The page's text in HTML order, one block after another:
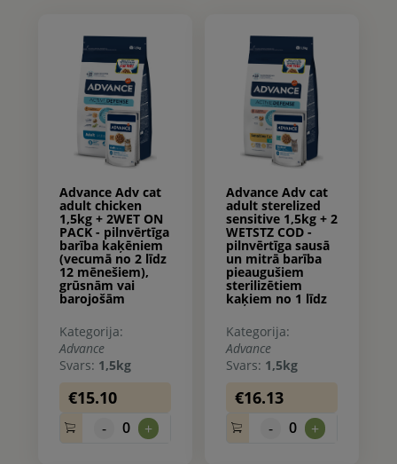
Advance Adv cat
adult chicken
1,5kg + 2WET ON
PACK - pilnvērtīga
barība kaķēniem
(vecumā no 2 līdz
12 mēnešiem),
grūsnām vai
barojošām
kaķenēm (sausā
barība un
konservi).
Kategorija:
Advance
Svars: 1,5kg
€15.10
- 0 +
Advance Adv cat
adult sterelized
sensitive 1,5kg + 2
WETSTZ COD -
pilnvērtīga sausā
un mitrā barība
pieaugušiem
sterilizētiem
kaķiem no 1 līdz
10 gadiem, ar
jūtīgu
gremošanas
sistēmu. Ar lasi.
Kategorija:
Advance
Svars: 1,5kg
€16.13
- 0 +